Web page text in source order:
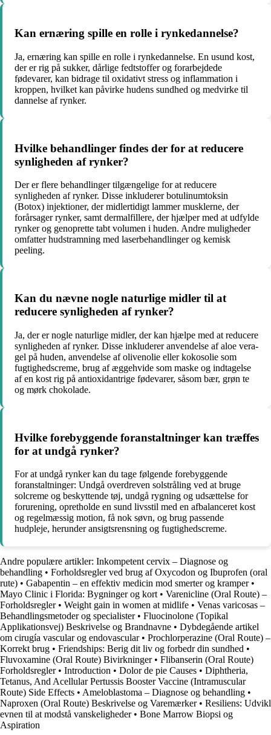
Kan ernæring spille en rolle i rynkedannelse?
Ja, ernæring kan spille en rolle i rynkedannelse. En usund kost,
der er rig på sukker, dårlige fedtstoffer og forarbejdede
fødevarer, kan bidrage til oxidativt stress og inflammation i
kroppen, hvilket kan påvirke hudens sundhed og medvirke til
dannelse af rynker.
Hvilke behandlinger findes der for at reducere
synligheden af rynker?
Der er flere behandlinger tilgængelige for at reducere
synligheden af rynker. Disse inkluderer botulinumtoksin
(Botox) injektioner, der midlertidigt lammer musklerne, der
forårsager rynker, samt dermalfillere, der hjælper med at udfylde
rynker og genoprette tabt volumen i huden. Andre muligheder
omfatter hudstramning med laserbehandlinger og kemisk
peeling.
Kan du nævne nogle naturlige midler til at
reducere synligheden af rynker?
Ja, der er nogle naturlige midler, der kan hjælpe med at reducere
synligheden af rynker. Disse inkluderer anvendelse af aloe vera-
gel på huden, anvendelse af olivenolie eller kokosolie som
fugtighedscreme, brug af æggehvide som maske og indtagelse
af en kost rig på antioxidantrige fødevarer, såsom bær, grøn te
og mørk chokolade.
Hvilke forebyggende foranstaltninger kan træffes
for at undgå rynker?
For at undgå rynker kan du tage følgende forebyggende
foranstaltninger: Undgå overdreven solstråling ved at bruge
solcreme og beskyttende tøj, undgå rygning og udsættelse for
forurening, opretholde en sund livsstil med en afbalanceret kost
og regelmæssig motion, få nok søvn, og brug passende
hudpleje, herunder ansigtsrensning og fugtighedscreme.
Andre populære artikler: Inkompetent cervix – Diagnose og
behandling • Forholdsregler ved brug af Oxycodon og Ibuprofen (oral
rute) • Gabapentin – en effektiv medicin mod smerter og kramper •
Mayo Clinic i Florida: Bygninger og kort • Varenicline (Oral Route) –
Forholdsregler• Weight gain in women at midlife • Venas varicosas –
Behandlingsmetoder og specialister• Fluocinolone (Topikal
Applikationsvej) Beskrivelse og Brandnavne • Dybdegående artikel
om cirugía vascular og endovascular• Prochlorperazine (Oral Route) –
Korrekt brug • Friendships: Berig dit liv og forbedr din sundhed •
Fluvoxamine (Oral Route) Bivirkninger• Flibanserin (Oral Route)
Forholdsregler• Introduction • Dolor de pie Causes • Diphtheria,
Tetanus, And Acellular Pertussis Booster Vaccine (Intramuscular
Route) Side Effects • Ameloblastoma – Diagnose og behandling •
Naproxen (Oral Route) Beskrivelse og Varemærker• Resiliens: Udvikl
evnen til at modstå vanskeligheder• Bone Marrow Biopsi og
Aspiration